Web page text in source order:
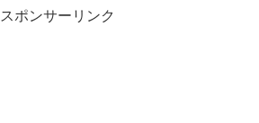
スポンサーリンク